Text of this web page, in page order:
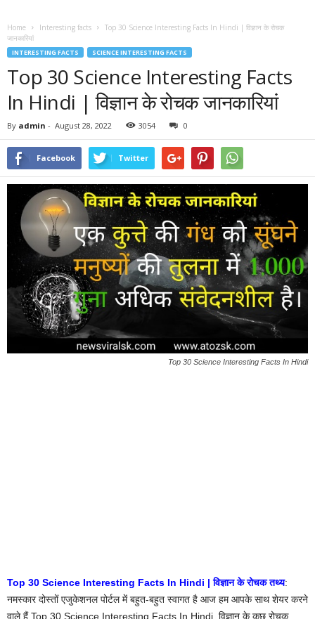
Home Interesting facts
Top 30 Science Interesting Facts In Hindi | विज्ञान के रोचक
जानकारियां
INTERESTING FACTS SCIENCE INTERESTING FACTS
Top 30 Science Interesting Facts
In Hindi | विज्ञान के रोचक जानकारियां
By admin - August 28, 2022 3054 0
Facebook Twitter
Top 30 Science Interesting Facts In Hindi
Top 30 Science Interesting Facts In Hindi | विज्ञान के रोचक तथ्य:
नमस्कार दोस्तों एजुकेशनल पोर्टल में बहुत-बहुत स्वागत है आज हम आपके साथ शेयर करने
वाले हैं,Top 30 Science Interesting Facts In Hindi विज्ञान के कुछ रोचक